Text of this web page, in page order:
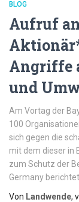
BLOG
Aufruf
Angriffe
und
Am Vortag der
100
sich gegen die
mit dem dieser in
zum Schutz der
Germany
Von Landwende,